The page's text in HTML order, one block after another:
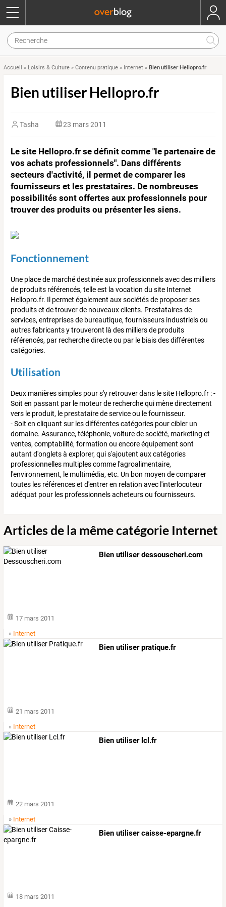
Accueil » Loisirs & Culture » Contenu pratique » Internet » Bien utiliser Hellopro.fr
Bien utiliser Hellopro.fr
Tasha 23 mars 2011
Le site Hellopro.fr se définit comme "le partenaire de
vos achats professionnels". Dans différents
secteurs d'activité, il permet de comparer les
fournisseurs et les prestataires. De nombreuses
possibilités sont offertes aux professionnels pour
trouver des produits ou présenter les siens.
Fonctionnement
Une place de marché destinée aux professionnels avec des milliers
de produits référencés, telle est la vocation du site Internet
Hellopro.fr. Il permet également aux sociétés de proposer ses
produits et de trouver de nouveaux clients. Prestataires de
services, entreprises de bureautique, fournisseurs industriels ou
autres fabricants y trouveront là des milliers de produits
référencés, par recherche directe ou par le biais des différentes
catégories.
Utilisation
Deux manières simples pour s'y retrouver dans le site Hellopro.fr : -
Soit en passant par le moteur de recherche qui mène directement
vers le produit, le prestataire de service ou le fournisseur.
- Soit en cliquant sur les différentes catégories pour cibler un
domaine. Assurance, téléphonie, voiture de société, marketing et
ventes, comptabilité, formation ou encore équipement sont
autant d'onglets à explorer, qui s'ajoutent aux catégories
professionnelles multiples comme l'agroalimentaire,
l'environnement, le multimédia, etc. Un bon moyen de comparer
toutes les références et d'entrer en relation avec l'interlocuteur
adéquat pour les professionnels acheteurs ou fournisseurs.
Articles de la même catégorie Internet
Bien utiliser dessouscheri.com
17 mars 2011
» Internet
Bien utiliser pratique.fr
21 mars 2011
» Internet
Bien utiliser lcl.fr
22 mars 2011
» Internet
Bien utiliser caisse-epargne.fr
18 mars 2011